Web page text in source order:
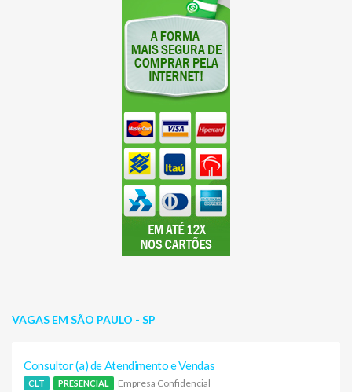
VAGAS EM SÃO PAULO - SP
Consultor (a) de Atendimento e Vendas
CLT PRESENCIAL Empresa Confidencial